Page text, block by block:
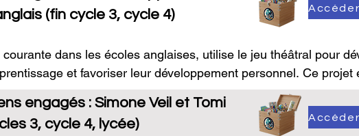
(fin cycle 3, cycle 4)
dans les écoles anglaises, utilise le jeu théâtral pour
et favoriser leur développement personnel. Ce projet
Ungerer et est destiné à des élèves de fin de cycle 3, début de
– historiquement, la première langue dans laquelle a été
plan linguistique pour des élèves débutants, la version
engagés : Simone Veil et Tomi
3, cycle 4, lycée)